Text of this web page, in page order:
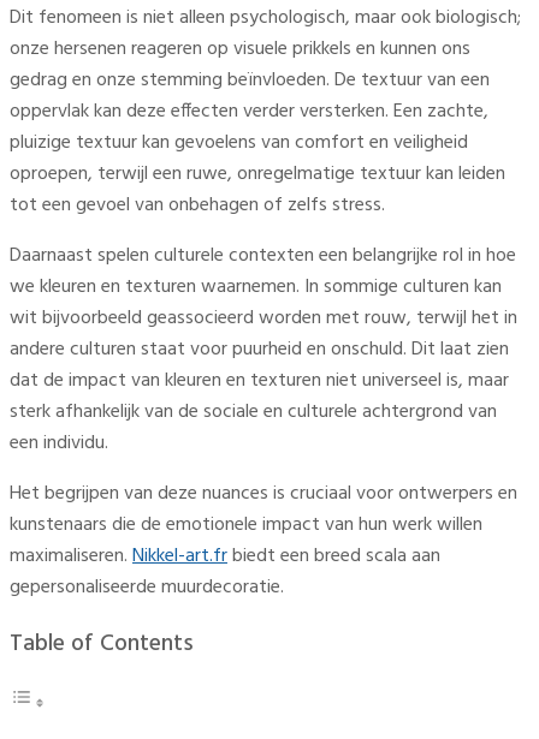
Dit fenomeen is niet alleen psychologisch, maar ook biologisch;
onze hersenen reageren op visuele prikkels en kunnen ons
gedrag en onze stemming beïnvloeden. De textuur van een
oppervlak kan deze effecten verder versterken. Een zachte,
pluizige textuur kan gevoelens van comfort en veiligheid
oproepen, terwijl een ruwe, onregelmatige textuur kan leiden
tot een gevoel van onbehagen of zelfs stress.
Daarnaast spelen culturele contexten een belangrijke rol in hoe
we kleuren en texturen waarnemen. In sommige culturen kan
wit bijvoorbeeld geassocieerd worden met rouw, terwijl het in
andere culturen staat voor puurheid en onschuld. Dit laat zien
dat de impact van kleuren en texturen niet universeel is, maar
sterk afhankelijk van de sociale en culturele achtergrond van
een individu.
Het begrijpen van deze nuances is cruciaal voor ontwerpers en
kunstenaars die de emotionele impact van hun werk willen
maximaliseren.Nikkel-art.frbiedt een breed scala aan
gepersonaliseerde muurdecoratie.
Table of Contents